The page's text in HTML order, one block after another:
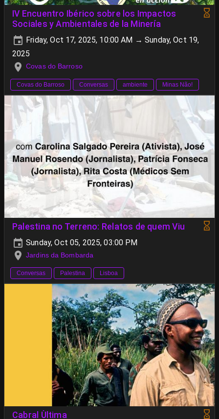
IV Encuentro Ibérico sobre los Impactos
Sociales y Ambientales de la Minería
Friday, Oct 17, 2025, 10:00 AM → Sunday, Oct 19,
2025
Covas do Barroso
Covas do Barroso Conversas ambiente Minas Não!
Palestina no Terreno: Relatos de quem Viu
Sunday, Oct 05, 2025, 03:00 PM
Jardins da Bombarda
Conversas Palestina Lisboa
Cabral Ùltima